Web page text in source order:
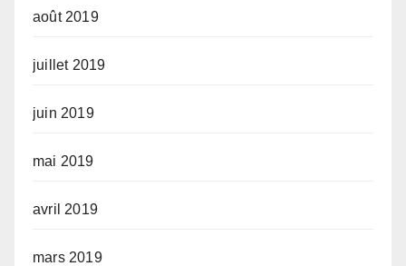
août 2019
juillet 2019
juin 2019
mai 2019
avril 2019
mars 2019